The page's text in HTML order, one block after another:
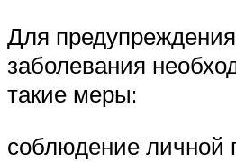
Для
заболевания
такие меры:
соблюдение личной